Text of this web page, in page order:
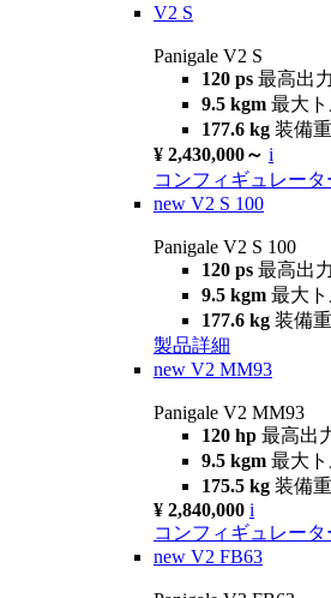
V2 S
Panigale V2 S
120 ps 最高出力
9.5 kgm 最大ト
177.6 kg 装備
¥ 2,430,000～ i
コンフィギュレータ
new V2 S 100
Panigale V2 S 100
120 ps 最高出力
9.5 kgm 最大ト
177.6 kg 装備
製品詳細
new V2 MM93
Panigale V2 MM93
120 hp 最高出
9.5 kgm 最大ト
175.5 kg 装備
¥ 2,840,000 i
コンフィギュレータ
new V2 FB63